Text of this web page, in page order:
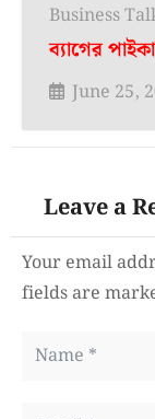
Business
ব্যাগের
June 25,
Leave a
Your email
fields are